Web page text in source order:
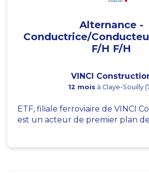
Alternance -
Conductrice/
F/H F/H
VINCI
12 mois à Claye-Souilly
ETF, filiale ferroviaire de VINCI
est un acteur de premier plan